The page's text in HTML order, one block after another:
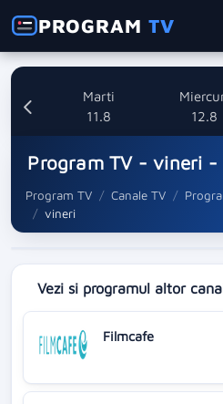
PROGRAMTV
Marti
11.8
12.8
Program TV - vineri -
Program TV Canale TV
vineri
Vezi si programul altor
Filmcafe